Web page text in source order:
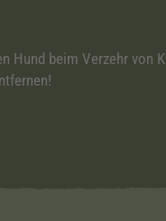
beim Verzehr von